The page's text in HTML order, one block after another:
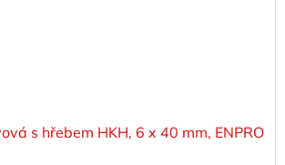
s hřebem HKH, 6 x 40 mm, ENPRO